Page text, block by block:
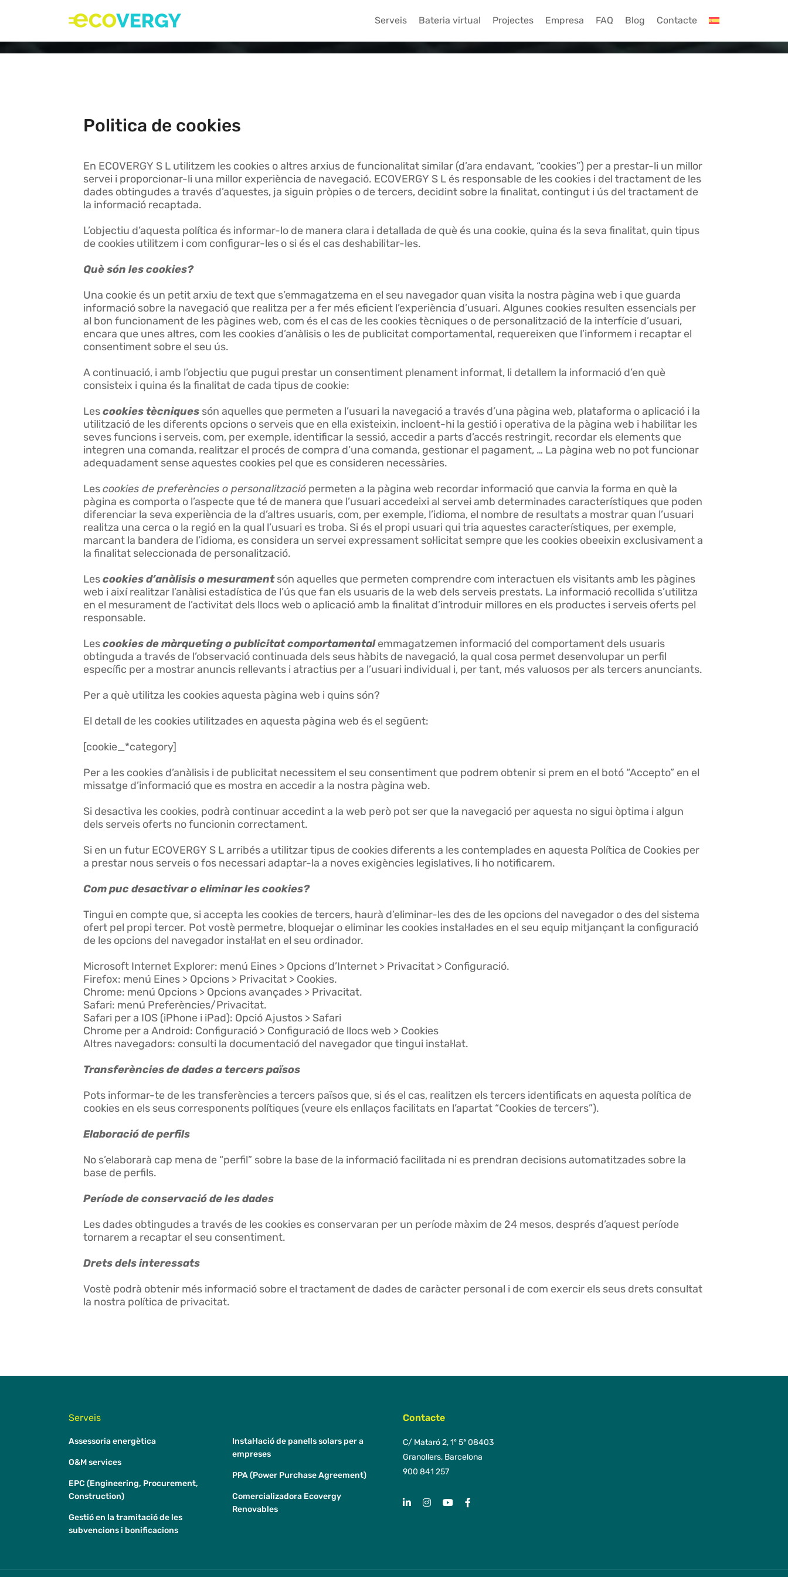
Serveis Bateria virtual Projectes Empresa FAQ Blog Contacte
Politica de cookies
En ECOVERGY S L utilitzem les cookies o altres arxius de funcionalitat similar (d’ara endavant, “cookies”) per a prestar-li un millor
servei i proporcionar-li una millor experiència de navegació. ECOVERGY S L és responsable de les cookies i del tractament de les
dades obtingudes a través d’aquestes, ja siguin pròpies o de tercers, decidint sobre la finalitat, contingut i ús del tractament de
la informació recaptada.
L’objectiu d’aquesta política és informar-lo de manera clara i detallada de què és una cookie, quina és la seva finalitat, quin tipus
de cookies utilitzem i com configurar-les o si és el cas deshabilitar-les.
Què són les cookies?
Una cookie és un petit arxiu de text que s’emmagatzema en el seu navegador quan visita la nostra pàgina web i que guarda
informació sobre la navegació que realitza per a fer més eficient l’experiència d’usuari. Algunes cookies resulten essencials per
al bon funcionament de les pàgines web, com és el cas de les cookies tècniques o de personalització de la interfície d’usuari,
encara que unes altres, com les cookies d’anàlisis o les de publicitat comportamental, requereixen que l’informem i recaptar el
consentiment sobre el seu ús.
A continuació, i amb l’objectiu que pugui prestar un consentiment plenament informat, li detallem la informació d’en què
consisteix i quina és la finalitat de cada tipus de cookie:
Lescookies tècniques són aquelles que permeten a l’usuari la navegació a través d’una pàgina web, plataforma o aplicació i la
utilització de les diferents opcions o serveis que en ella existeixin, incloent-hi la gestió i operativa de la pàgina web i habilitar les
seves funcions i serveis, com, per exemple, identificar la sessió, accedir a parts d’accés restringit, recordar els elements que
integren una comanda, realitzar el procés de compra d’una comanda, gestionar el pagament, … La pàgina web no pot funcionar
adequadament sense aquestes cookies pel que es consideren necessàries.
Lescookies de preferències o personalització permeten a la pàgina web recordar informació que canvia la forma en què la
pàgina es comporta o l’aspecte que té de manera que l’usuari accedeixi al servei amb determinades característiques que poden
diferenciar la seva experiència de la d’altres usuaris, com, per exemple, l’idioma, el nombre de resultats a mostrar quan l’usuari
realitza una cerca o la regió en la qual l’usuari es troba. Si és el propi usuari qui tria aquestes característiques, per exemple,
marcant la bandera de l’idioma, es considera un servei expressament sol·licitat sempre que les cookies obeeixin exclusivament a
la finalitat seleccionada de personalització.
Lescookies d’anàlisis o mesuramentsón aquelles que permeten comprendre com interactuen els visitants amb les pàgines
web i així realitzar l’anàlisi estadística de l’ús que fan els usuaris de la web dels serveis prestats. La informació recollida s’utilitza
en el mesurament de l’activitat dels llocs web o aplicació amb la finalitat d’introduir millores en els productes i serveis oferts pel
responsable.
Lescookies de màrqueting o publicitat comportamental emmagatzemen informació del comportament dels usuaris
obtinguda a través de l’observació continuada dels seus hàbits de navegació, la qual cosa permet desenvolupar un perfil
específic per a mostrar anuncis rellevants i atractius per a l’usuari individual i, per tant, més valuosos per als tercers anunciants.
Per a què utilitza les cookies aquesta pàgina web i quins són?
El detall de les cookies utilitzades en aquesta pàgina web és el següent:
[cookie_*category]
Per a les cookies d’anàlisis i de publicitat necessitem el seu consentiment que podrem obtenir si prem en el botó “Accepto” en el
missatge d’informació que es mostra en accedir a la nostra pàgina web.
Si desactiva les cookies, podrà continuar accedint a la web però pot ser que la navegació per aquesta no sigui òptima i algun
dels serveis oferts no funcionin correctament.
Si en un futur ECOVERGY S L arribés a utilitzar tipus de cookies diferents a les contemplades en aquesta Política de Cookies per
a prestar nous serveis o fos necessari adaptar-la a noves exigències legislatives, li ho notificarem.
Com puc desactivar o eliminar les cookies?
Tingui en compte que, si accepta les cookies de tercers, haurà d’eliminar-les des de les opcions del navegador o des del sistema
ofert pel propi tercer. Pot vostè permetre, bloquejar o eliminar les cookies instal·lades en el seu equip mitjançant la configuració
de les opcions del navegador instal·lat en el seu ordinador.
Microsoft Internet Explorer: menú Eines > Opcions d’Internet > Privacitat > Configuració.
Firefox: menú Eines > Opcions > Privacitat > Cookies.
Chrome: menú Opcions > Opcions avançades > Privacitat.
Safari: menú Preferències/Privacitat.
Safari per a IOS (iPhone i iPad): Opció Ajustos > Safari
Chrome per a Android: Configuració > Configuració de llocs web > Cookies
Altres navegadors: consulti la documentació del navegador que tingui instal·lat.
Transferències de dades a tercers països
Pots informar-te de les transferències a tercers països que, si és el cas, realitzen els tercers identificats en aquesta política de
cookies en els seus corresponents polítiques (veure els enllaços facilitats en l’apartat “Cookies de tercers”).
Elaboració de perfils
No s’elaborarà cap mena de “perfil” sobre la base de la informació facilitada ni es prendran decisions automatitzades sobre la
base de perfils.
Període de conservació de les dades
Les dades obtingudes a través de les cookies es conservaran per un període màxim de 24 mesos, després d’aquest període
tornarem a recaptar el seu consentiment.
Drets dels interessats
Vostè podrà obtenir més informació sobre el tractament de dades de caràcter personal i de com exercir els seus drets consultat
la nostra política de privacitat.
Serveis
Assessoria energètica
O&M services
EPC (Engineering, Procurement,
Construction)
Gestió en la tramitació de les
subvencions i bonificacions
Instal·lació de panells solars per a
empreses
PPA (Power Purchase Agreement)
Comercializadora Ecovergy
Renovables
Contacte
C/ Mataró 2, 1º 5ª 08403
Granollers, Barcelona
900 841 257